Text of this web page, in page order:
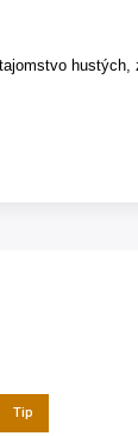
hustých,
Tip